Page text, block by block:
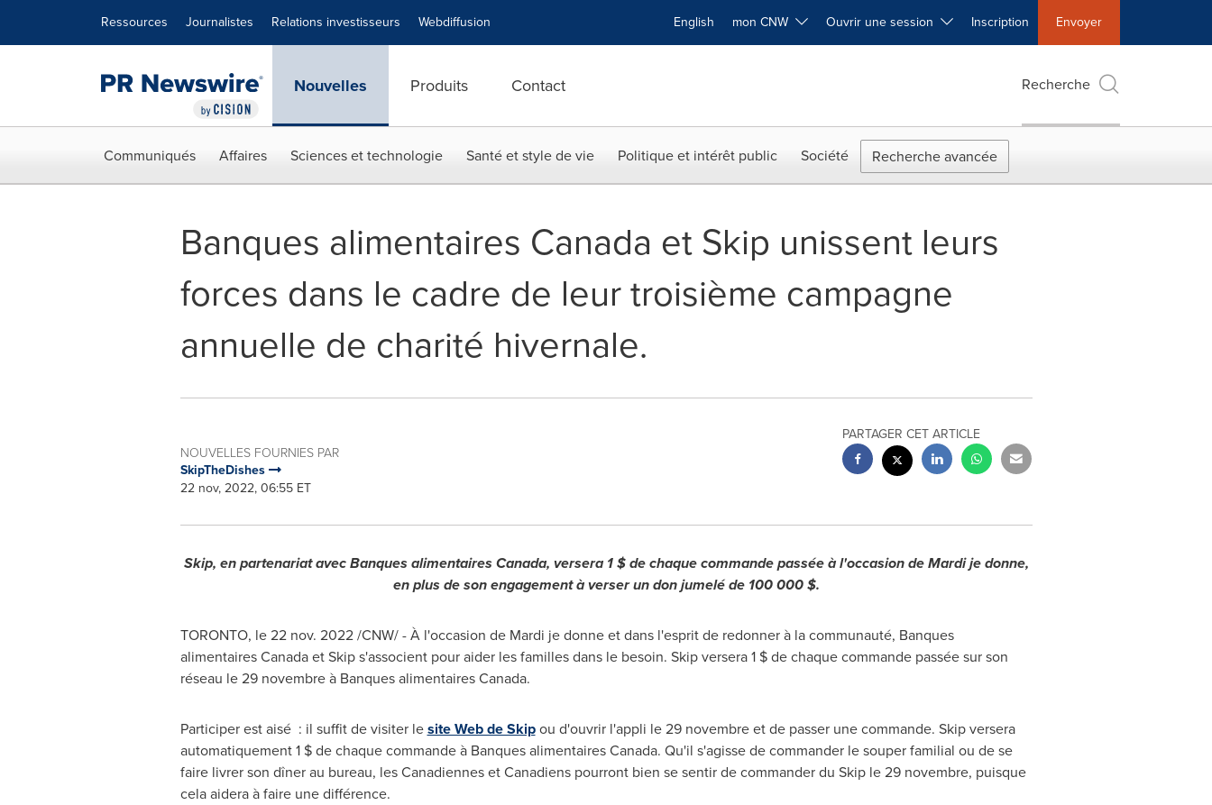
Ressources Journalistes Relations investisseurs Webdiffusion English mon CNW Ouvrir une session Inscription Envoyer
Nouvelles Produits Contact Recherche
Communiqués Affaires Sciences et technologie Santé et style de vie Politique et intérêt public Société Recherche avancée
Banques alimentaires Canada et Skip unissent leurs
forces dans le cadre de leur troisième campagne
annuelle de charité hivernale.
NOUVELLES FOURNIES PAR
SkipTheDishes
22 nov, 2022, 06:55 ET
PARTAGER CET ARTICLE
Skip, en partenariat avec Banques alimentaires Canada, versera 1 $ de chaque commande passée à l'occasion de Mardi je donne,
en plus de son engagement à verser un don jumelé de 100 000 $.
TORONTO, le22 nov. 2022/CNW/ - À l'occasion de Mardi je donne et dans l'esprit de redonner à la communauté, Banques
alimentairesCanadaet Skip s'associent pour aider les familles dans le besoin. Skip versera 1 $ de chaque commande passée sur son
réseau le 29 novembre à Banques alimentairesCanada.
Participer est aisé : il suffit de visiter lesite Web de Skipou d'ouvrir l'appli le 29 novembre et de passer une commande. Skip versera
automatiquement 1 $ de chaque commande à Banques alimentairesCanada. Qu'il s'agisse de commander le souper familial ou de se
faire livrer son dîner au bureau, les Canadiennes et Canadiens pourront bien se sentir de commander du Skip le 29 novembre, puisque
cela aidera à faire une différence.